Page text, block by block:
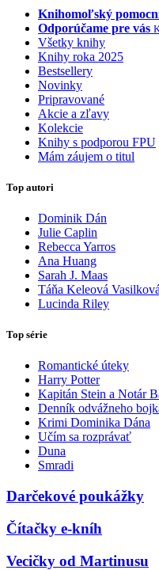
Knihomoľský
Odporúčame pre vás
Všetky knihy
Knihy roka 2025
Bestsellery
Novinky
Pripravované
Akcie a zľavy
Kolekcie
Knihy s podporou FPU
Mám záujem o titul
Top autori
Dominik Dán
Julie Caplin
Rebecca Yarros
Ana Huang
Sarah J. Maas
Táňa Keleová Vasilková
Lucinda Riley
Top série
Romantické úteky
Harry Potter
Kapitán Stein a Notár
Denník odvážneho
Krimi Dominika Dána
Učím sa rozprávať
Duna
Smradi
Darčekové poukážky
Čítačky e-kníh
Vecičky od Martinusu